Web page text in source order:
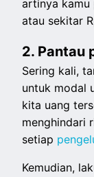
artinya kamu
atau sekitar
2. Pantau
Sering kali,
untuk modal
kita uang
menghindari
setiap
Kemudian,